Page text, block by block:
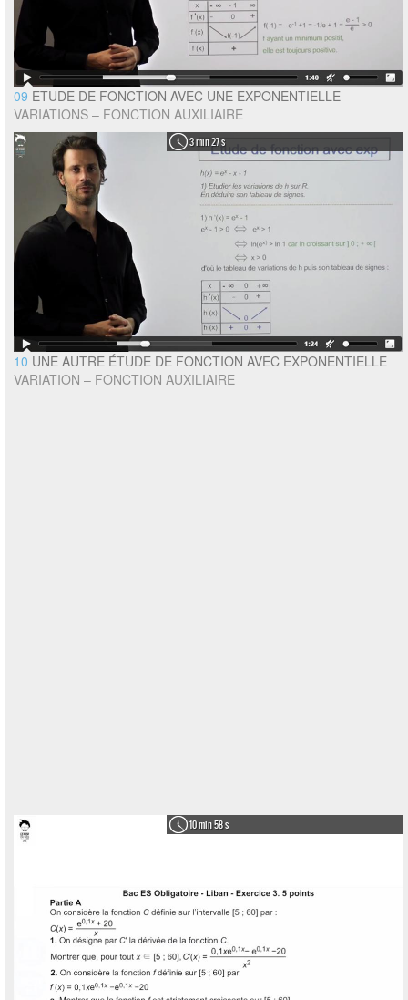
09 ETUDE DE FONCTION AVEC UNE EXPONENTIELLE
VARIATIONS – FONCTION AUXILIAIRE
3 min 27 s
10 UNE AUTRE ÉTUDE DE FONCTION AVEC EXPONENTIELLE
VARIATION – FONCTION AUXILIAIRE
10 min 58 s